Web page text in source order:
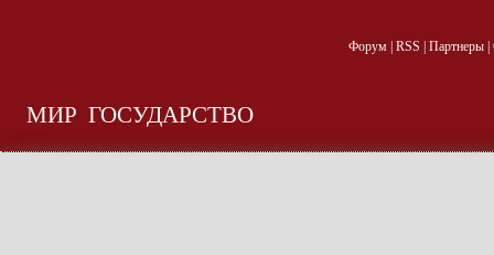
Форум| RSS Партнеры|
МИР ГОСУДАРСТВО